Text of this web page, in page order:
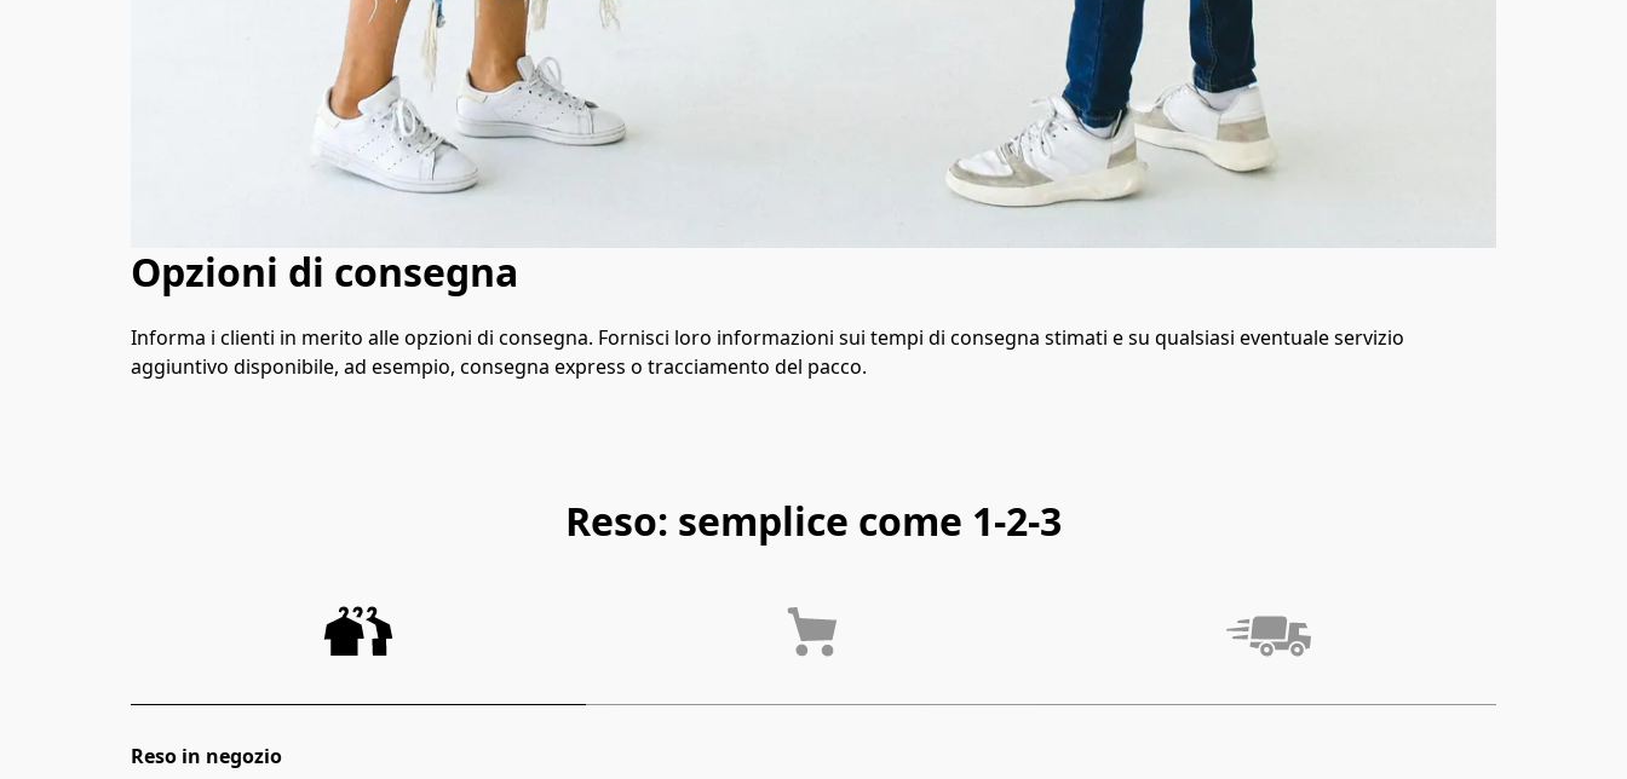
Opzioni di consegna
Informa i clienti in merito alle opzioni di consegna. Fornisci loro informazioni sui tempi di consegna stimati e su qualsiasi eventuale servizio
aggiuntivo disponibile, ad esempio, consegna express o tracciamento del pacco.
Reso: semplice come 1-2-3
Reso in negozio